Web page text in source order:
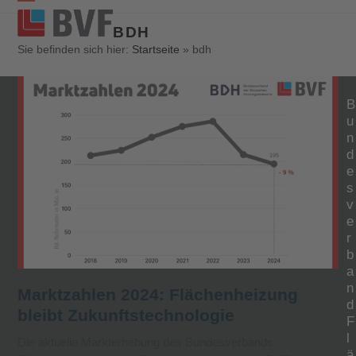
Open
mobile
Close
mobile
BDH
Sie befinden sich hier: Startseite » bdh
B
u
n
d
e
s
v
e
r
b
a
n
d
F
l